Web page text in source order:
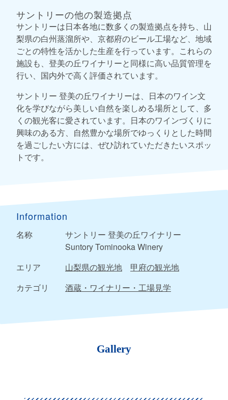
サントリーの他の製造拠点
サントリーは日本各地に数多くの製造拠点を持ち、山
梨県の白州蒸溜所や、京都府のビール工場など、地域
ごとの特性を活かした生産を行っています。これらの
施設も、登美の丘ワイナリーと同様に高い品質管理を
行い、国内外で高く評価されています。
サントリー 登美の丘ワイナリーは、日本のワイン文
化を学びながら美しい自然を楽しめる場所として、多
くの観光客に愛されています。日本のワインづくりに
興味のある方、自然豊かな場所でゆっくりとした時間
を過ごしたい方には、ぜひ訪れていただきたいスポッ
トです。
Information
名称
サントリー 登美の丘ワイナリー
Suntory Tominooka Winery
エリア
山梨県の観光地
甲府の観光地
カテゴリ
酒蔵・ワイナリー・工場見学
Gallery